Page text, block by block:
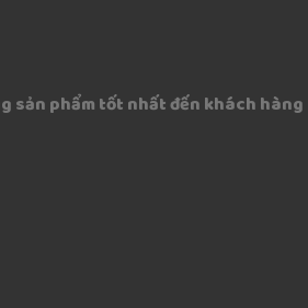
sản phẩm tốt nhất đến khách hàng